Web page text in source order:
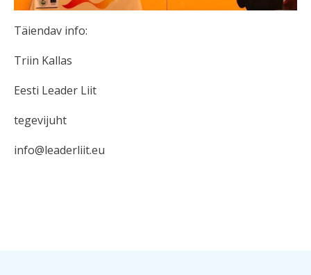
Täiendav info:
Triin Kallas
Eesti Leader Liit
tegevijuht
info@leaderliit.eu